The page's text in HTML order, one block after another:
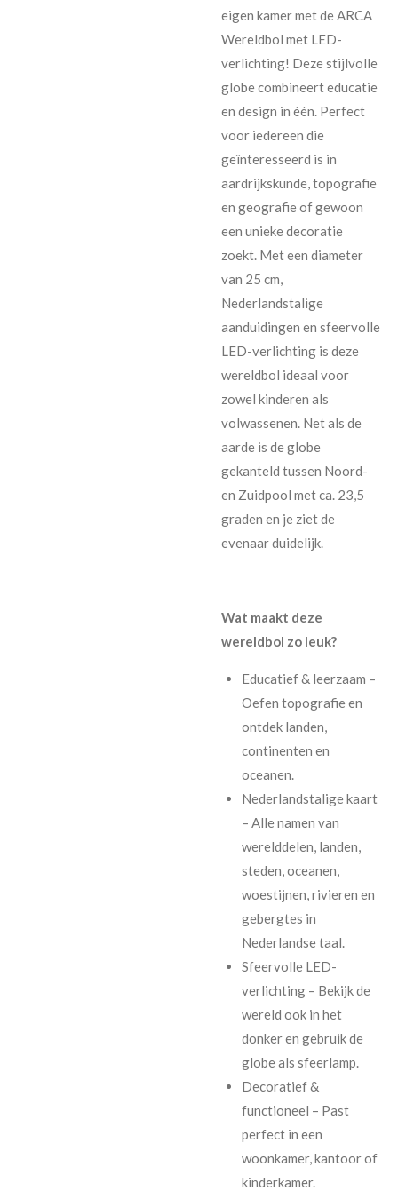
eigen kamer met de ARCA
Wereldbol met LED-
verlichting! Deze stijlvolle
globe combineert educatie
en design in één. Perfect
voor iedereen die
geïnteresseerd is in
aardrijkskunde, topografie
en geografie of gewoon
een unieke decoratie
zoekt. Met een diameter
van 25 cm,
Nederlandstalige
aanduidingen en sfeervolle
LED-verlichting is deze
wereldbol ideaal voor
zowel kinderen als
volwassenen. Net als de
aarde is de globe
gekanteld tussen Noord-
en Zuidpool met ca. 23,5
graden en je ziet de
evenaar duidelijk.
Wat maakt deze
wereldbol zo leuk?
Educatief & leerzaam –
Oefen topografie en
ontdek landen,
continenten en
oceanen.
Nederlandstalige kaart
– Alle namen van
werelddelen, landen,
steden, oceanen,
woestijnen, rivieren en
gebergtes in
Nederlandse taal.
Sfeervolle LED-
verlichting – Bekijk de
wereld ook in het
donker en gebruik de
globe als sfeerlamp.
Decoratief &
functioneel – Past
perfect in een
woonkamer, kantoor of
kinderkamer.